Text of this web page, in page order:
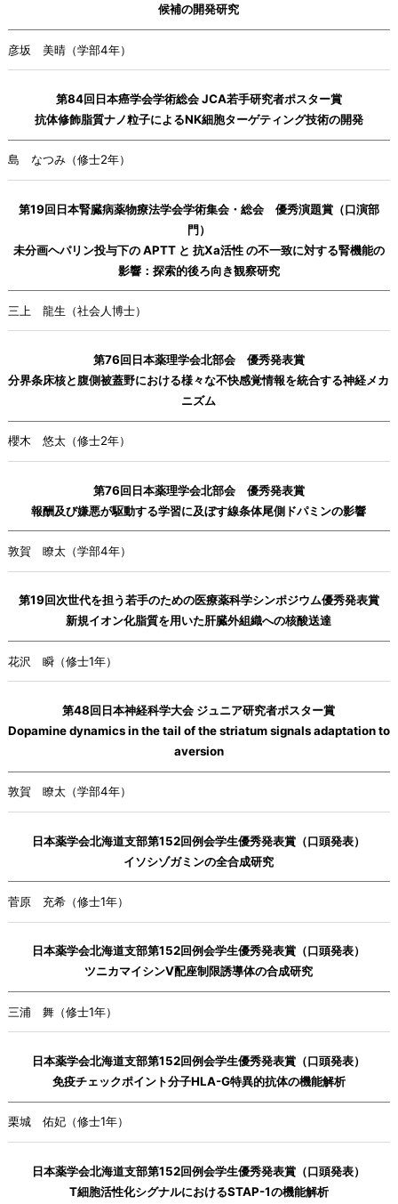
候補の開発研究
彦坂 美晴（学部4年）
第84回日本癌学会学術総会 JCA若手研究者ポスター賞
抗体修飾脂質ナノ粒子によるNK細胞ターゲティング技術の開発
島 なつみ（修士2年）
第19回日本腎臓病薬物療法学会学術集会・総会 優秀演題賞（口演部
門）
未分画ヘパリン投与下の APTT と 抗Ⅹa活性 の不一致に対する腎機能の
影響：探索的後ろ向き観察研究
三上 龍生（社会人博士）
第76回日本薬理学会北部会 優秀発表賞
分界条床核と腹側被蓋野における様々な不快感覚情報を統合する神経メカ
ニズム
櫻木 悠太（修士2年）
第76回日本薬理学会北部会 優秀発表賞
報酬及び嫌悪が駆動する学習に及ぼす線条体尾側ドパミンの影響
敦賀 瞭太（学部4年）
第19回次世代を担う若手のための医療薬科学シンポジウム優秀発表賞
新規イオン化脂質を用いた肝臓外組織への核酸送達
花沢 瞬（修士1年）
第48回日本神経科学大会 ジュニア研究者ポスター賞
Dopamine dynamics in the tail of the striatum signals adaptation to
aversion
敦賀 瞭太（学部4年）
日本薬学会北海道支部第152回例会学生優秀発表賞（口頭発表）
イソシゾガミンの全合成研究
菅原 充希（修士1年）
日本薬学会北海道支部第152回例会学生優秀発表賞（口頭発表）
ツニカマイシンV配座制限誘導体の合成研究
三浦 舞（修士1年）
日本薬学会北海道支部第152回例会学生優秀発表賞（口頭発表）
免疫チェックポイント分子HLA-G特異的抗体の機能解析
栗城 佑妃（修士1年）
日本薬学会北海道支部第152回例会学生優秀発表賞（口頭発表）
T細胞活性化シグナルにおけるSTAP-1の機能解析